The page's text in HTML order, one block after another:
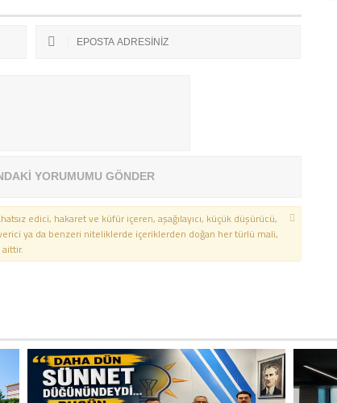
YORUMUMU GÖNDER
edici, hakaret ve küfür içeren, aşağılayıcı, küçük düşürücü,
ya da benzeri niteliklerde içeriklerden doğan her türlü mali,